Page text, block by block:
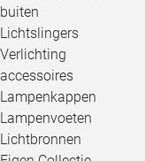
buiten
Lichtslingers
Verlichting
accessoires
Lampenkappen
Lampenvoeten
Lichtbronnen